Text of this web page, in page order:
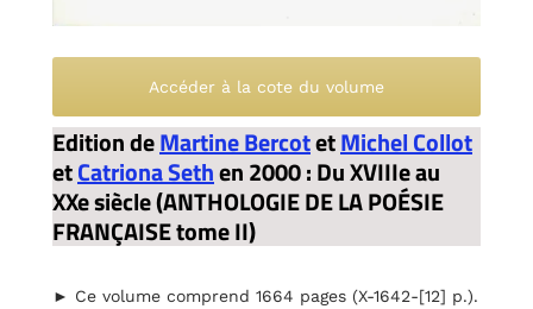
Edition deMartine BercotetMichel Collot
etCatriona Sethen 2000 : Du XVIIIe au
XXe siècle (ANTHOLOGIE DE LA POÉSIE
FRANÇAISE tome II)
Accéder à la cote du volume
► Ce volume comprend 1664 pages (X-1642-[12] p.).